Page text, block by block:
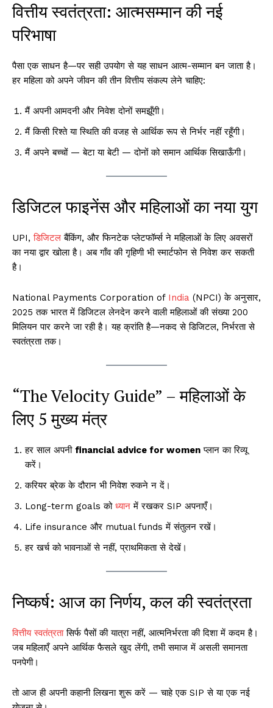
वित्तीय स्वतंत्रता: आत्मसम्मान की नई
परिभाषा
पैसा एक साधन है—पर सही उपयोग से यह साधन आत्म-सम्मान बन जाता है।
हर महिला को अपने जीवन की तीन वित्तीय संकल्प लेने चाहिए:
मैं अपनी आमदनी और निवेश दोनों समझूँगी।
मैं किसी रिश्ते या स्थिति की वजह से आर्थिक रूप से निर्भर नहीं रहूँगी।
मैं अपने बच्चों — बेटा या बेटी — दोनों को समान आर्थिक सिखाऊँगी।
डिजिटल फाइनेंस और महिलाओं का नया युग
UPI,डिजिटल बैंकिंग, और फिनटेक प्लेटफॉर्म्स ने महिलाओं के लिए अवसरों
का नया द्वार खोला है। अब गाँव की गृहिणी भी स्मार्टफोन से निवेश कर सकती
है।
National Payments Corporation of India (NPCI) के अनुसार,
2025 तक भारत में डिजिटल लेनदेन करने वाली महिलाओं की संख्या 200
मिलियन पार करने जा रही है। यह क्रांति है—नकद से डिजिटल, निर्भरता से
स्वतंत्रता तक।
“The Velocity Guide” – महिलाओं के
लिए 5 मुख्य मंत्र
हर साल अपनी financial advice for women प्लान का रिव्यू
करें।
करियर ब्रेक के दौरान भी निवेश रुकने न दें।
Long-term goals को ध्यान में रखकर SIP अपनाएँ।
Life insurance और mutual funds में संतुलन रखें।
हर खर्च को भावनाओं से नहीं, प्राथमिकता से देखें।
निष्कर्ष: आज का निर्णय, कल की स्वतंत्रता
वित्तीय स्वतंत्रतासिर्फ पैसों की यात्रा नहीं, आत्मनिर्भरता की दिशा में कदम है।
जब महिलाएँ अपने आर्थिक फैसले खुद लेंगी, तभी समाज में असली समानता
पनपेगी।
तो आज ही अपनी कहानी लिखना शुरू करें — चाहे एक SIP से या एक नई